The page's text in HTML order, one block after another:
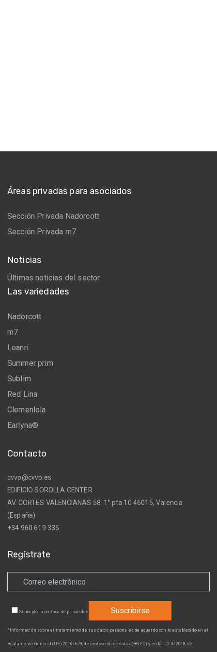
Áreas privadas para asociados
Sección Privada Nadorcott
Sección Privada m7
Noticias
Últimas noticias del sector
Las variedades
Nadorcott
m7
Leanri
Summer prim
Sublim
Red Lina
Clemenlola
Earlyna®
Contacto
cvvp@cvvp.es
EDIFICIO SOROLLA CENTER
AV. CORTES VALENCIANAS 58. 1° pta 10 46015, Valencia
(España)
+34 960 619 335
Regístrate
Si acepto la política de privacidad
*Información sobre el tratamiento de sus datos personales de acuerdo con lo establecido en el
Reglamento General (UE) 2016/679, de protección de datos (RGPD) y en la L.O. 3/2018, de